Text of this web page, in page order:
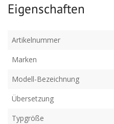
Eigenschaften
Artikelnummer
Marken
Modell-Bezeichnung
Übersetzung
Typgröße